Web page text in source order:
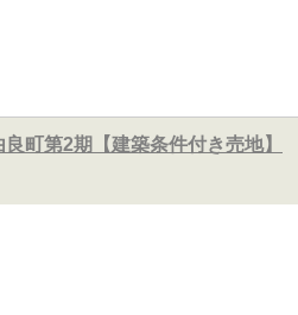
町第2期【建築条件付き売地】